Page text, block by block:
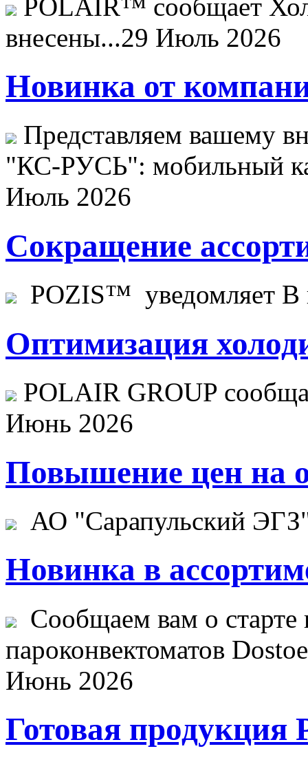
POLAIR™ сообщает
внесены...29 Июль 2026
Новинка от
Представляем вашему
"КС-РУСЬ": мобильный
Июль 2026
Сокращение
POZIS™ уведомляет В
Оптимизация
POLAIR GROUP
Июнь 2026
Повышение цен на
АО "Сарапульский
Новинка в
Сообщаем вам о старте
пароконвектоматов
Июнь 2026
Готовая продукция